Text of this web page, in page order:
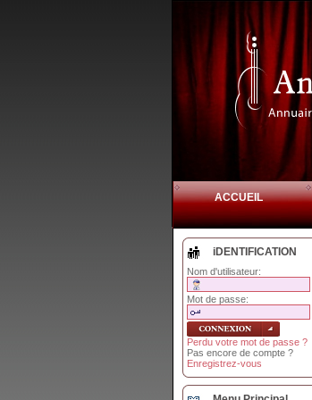
ACCUEIL
iDENTIFICATION
Nom d'utilisateur:
Mot de passe:
Perdu votre mot de passe ?
Pas encore de compte ?
Enregistrez-vous